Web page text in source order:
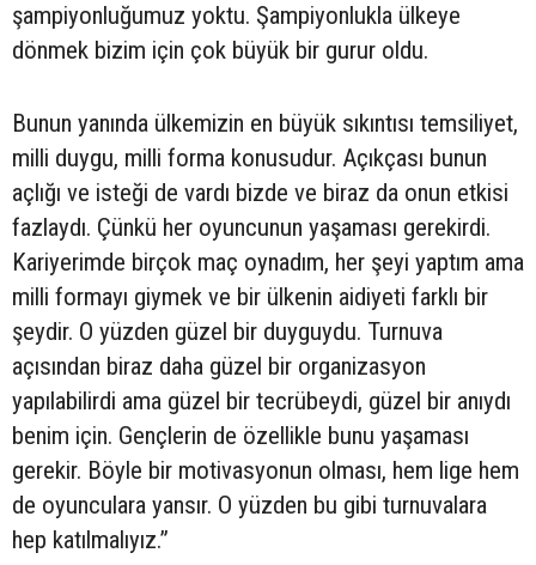
şampiyonluğumuz yoktu. Şampiyonlukla ülkeye
dönmek bizim için çok büyük bir gurur oldu.
Bunun yanında ülkemizin en büyük sıkıntısı temsiliyet,
milli duygu, milli forma konusudur. Açıkçası bunun
açlığı ve isteği de vardı bizde ve biraz da onun etkisi
fazlaydı. Çünkü her oyuncunun yaşaması gerekirdi.
Kariyerimde birçok maç oynadım, her şeyi yaptım ama
milli formayı giymek ve bir ülkenin aidiyeti farklı bir
şeydir. O yüzden güzel bir duyguydu. Turnuva
açısından biraz daha güzel bir organizasyon
yapılabilirdi ama güzel bir tecrübeydi, güzel bir anıydı
benim için. Gençlerin de özellikle bunu yaşaması
gerekir. Böyle bir motivasyonun olması, hem lige hem
de oyunculara yansır. O yüzden bu gibi turnuvalara
hep katılmalıyız.”